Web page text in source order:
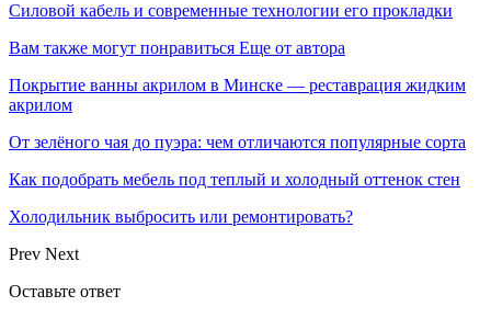
Силовой кабель и современные технологии его прокладки
Вам также могут понравиться Еще от автора
Покрытие ванны акрилом в Минске — реставрация жидким
акрилом
От зелёного чая до пуэра: чем отличаются популярные сорта
Как подобрать мебель под теплый и холодный оттенок стен
Холодильник выбросить или ремонтировать?
Prev Next
Оставьте ответ